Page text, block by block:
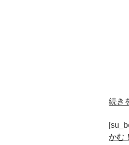
“個
事
業
続き
かむ